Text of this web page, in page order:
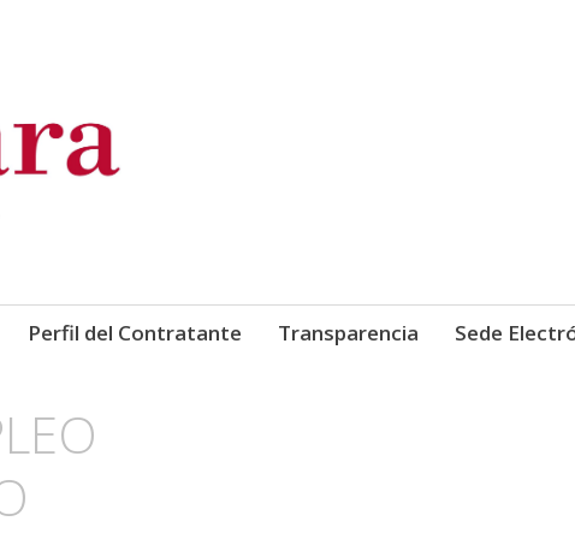
Comercio, Industria y
Perfil del Contratante Transparencia Sede